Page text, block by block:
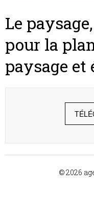
Le
pour la
paysage et
© 2026